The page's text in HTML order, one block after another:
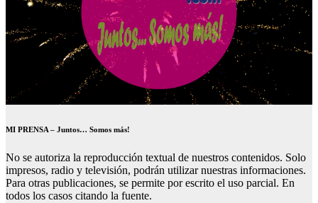
MI PRENSA – Juntos… Somos más!
No se autoriza la reproducción textual de nuestros contenidos. Solo
impresos, radio y televisión, podrán utilizar nuestras informaciones.
Para otras publicaciones, se permite por escrito el uso parcial. En
todos los casos citando la fuente.